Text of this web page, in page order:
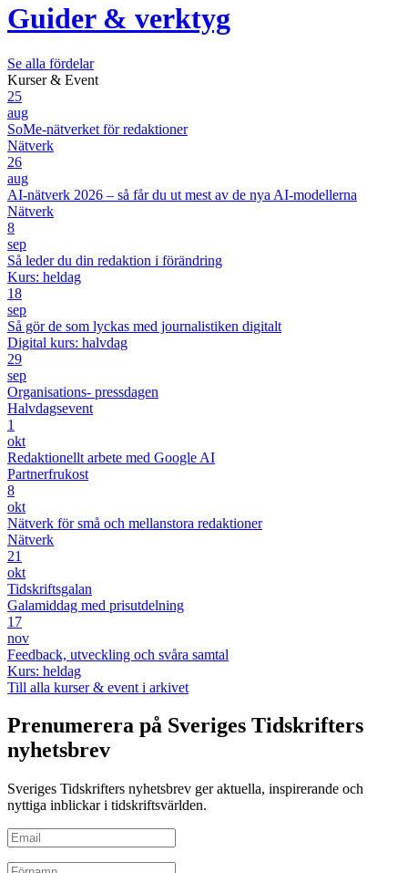
Guider & verktyg
Se alla fördelar
Kurser & Event
25
aug
SoMe-nätverket för redaktioner
Nätverk
26
aug
AI-nätverk 2026 – så får du ut mest av de nya AI-modellerna
Nätverk
8
sep
Så leder du din redaktion i förändring
Kurs: heldag
18
sep
Så gör de som lyckas med journalistiken digitalt
Digital kurs: halvdag
29
sep
Organisations- pressdagen
Halvdagsevent
1
okt
Redaktionellt arbete med Google AI
Partnerfrukost
8
okt
Nätverk för små och mellanstora redaktioner
Nätverk
21
okt
Tidskriftsgalan
Galamiddag med prisutdelning
17
nov
Feedback, utveckling och svåra samtal
Kurs: heldag
Till alla kurser & event i arkivet
Prenumerera på Sveriges Tidskrifters
nyhetsbrev
Sveriges Tidskrifters nyhetsbrev ger aktuella, inspirerande och
nyttiga inblickar i tidskriftsvärlden.